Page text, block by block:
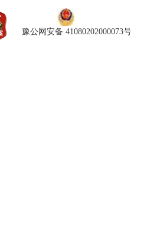
豫公网安备 41080202000073号